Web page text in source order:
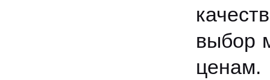
выбор
ценам.